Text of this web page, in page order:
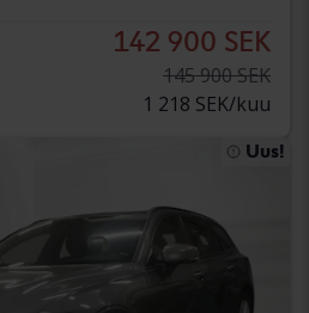
142 900 SEK
145 900 SEK
1 218 SEK/kuu
Uus!